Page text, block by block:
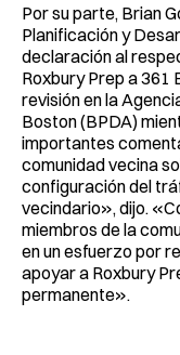
Por su parte, Brian
Planificación y
declaración al
Roxbury Prep a 361
revisión en la
Boston (BPDA)
importantes
comunidad vecina
configuración del
vecindario», dijo.
miembros de la
en un esfuerzo por
apoyar a Roxbury
permanente».